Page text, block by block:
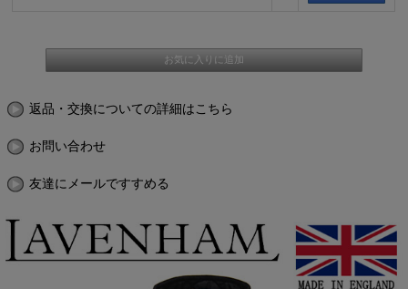
返品・交換についての詳細はこちら
お問い合わせ
友達にメールですすめる